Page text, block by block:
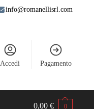
info@romanellisrl.com
Accedi Pagamento
0,00€ 0